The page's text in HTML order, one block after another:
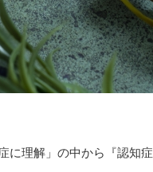
理解」の中から『認知症